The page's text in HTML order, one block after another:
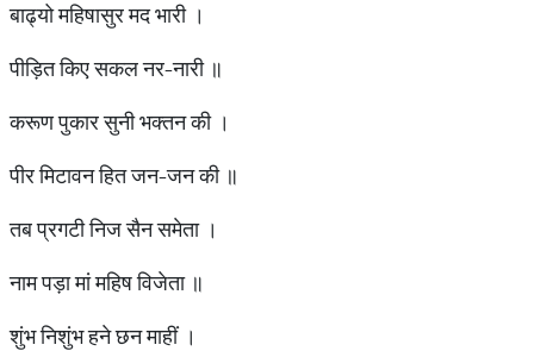
बाढ्यो महिषासुर मद भारी ।
पीड़ित किए सकल नर-नारी ॥
करूण पुकार सुनी भक्तन की ।
पीर मिटावन हित जन-जन की ॥
तब प्रगटी निज सैन समेता ।
नाम पड़ा मां महिष विजेता ॥
शुंभ निशुंभ हने छन माहीं ।